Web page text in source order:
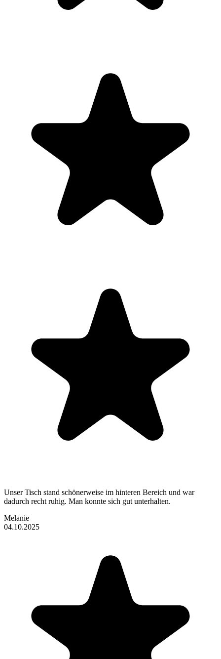
Unser Tisch stand schönerweise im hinteren Bereich und war
dadurch recht ruhig. Man konnte sich gut unterhalten.
Melanie
04.10.2025